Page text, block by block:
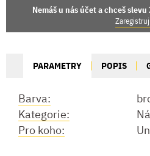
Nemáš u nás účet a chceš
PARAMETRY POPIS
Barva:
Kategorie:
Pro koho: